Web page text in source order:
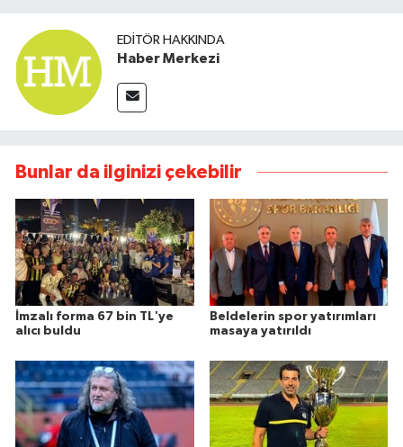
EDITÖR HAKKINDA
Haber Merkezi
Bunlar da ilginizi çekebilir
İmzalı forma 67 bin TL'ye
alıcı buldu
Beldelerin spor yatırımları
masaya yatırıldı